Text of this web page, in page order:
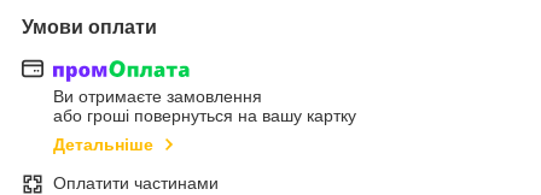
Умови оплати
Ви отримаєте замовлення
або гроші повернуться на вашу картку
Детальніше
Оплатити частинами